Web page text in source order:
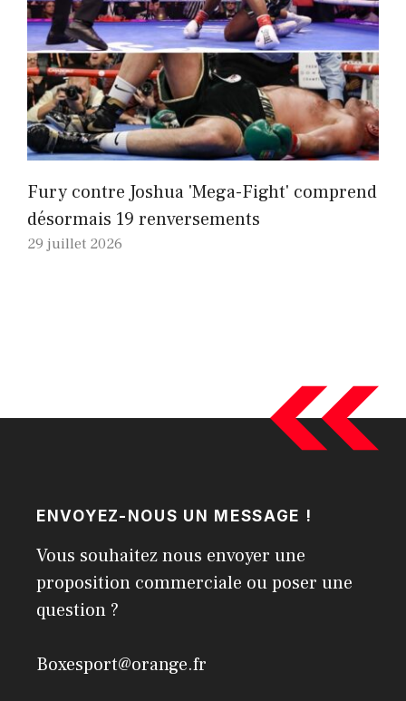
Fury contre Joshua 'Mega-Fight' comprend
désormais 19 renversements
29 juillet 2026
ENVOYEZ-NOUS UN MESSAGE !
Vous souhaitez nous envoyer une
proposition commerciale ou poser une
question ?
Boxesport@orange.fr